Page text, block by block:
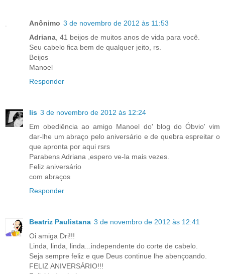
Anônimo 3 de novembro de 2012 às 11:53
Adriana, 41 beijos de muitos anos de vida para você.
Seu cabelo fica bem de qualquer jeito, rs.
Beijos
Manoel
Responder
lis 3 de novembro de 2012 às 12:24
Em obediência ao amigo Manoel do' blog do Óbvio' vim
dar-lhe um abraço pelo aniversário e de quebra espreitar o
que apronta por aqui rsrs
Parabens Adriana ,espero ve-la mais vezes.
Feliz aniversário
com abraços
Responder
Beatriz Paulistana 3 de novembro de 2012 às 12:41
Oi amiga Dri!!!
Linda, linda, linda...independente do corte de cabelo.
Seja sempre feliz e que Deus continue lhe abençoando.
FELIZ ANIVERSÁRIO!!!